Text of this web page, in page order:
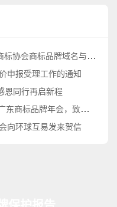
名与网络标识工作委员会正式成立
申报受理工作的通知
恩同行再启新程
牌年会，致敬品牌守护之路
向环球互易发来贺信